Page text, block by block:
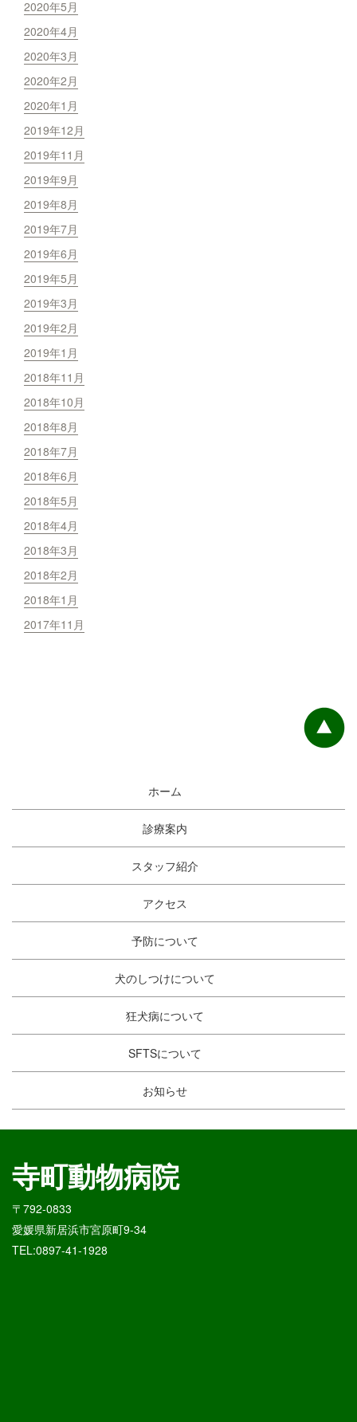
2020年5月
2020年4月
2020年3月
2020年2月
2020年1月
2019年12月
2019年11月
2019年9月
2019年8月
2019年7月
2019年6月
2019年5月
2019年3月
2019年2月
2019年1月
2018年11月
2018年10月
2018年8月
2018年7月
2018年6月
2018年5月
2018年4月
2018年3月
2018年2月
2018年1月
2017年11月
ホーム
診療案内
スタッフ紹介
アクセス
予防について
犬のしつけについて
狂犬病について
SFTSについて
お知らせ
寺町動物病院
〒792-0833
愛媛県新居浜市宮原町9-34
TEL:0897-41-1928